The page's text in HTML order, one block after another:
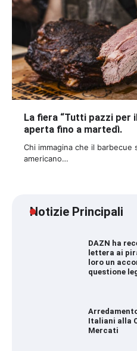
La fiera “Tutti pazzi per
aperta fino a martedì.
Chi immagina che il barbecue
americano…
Notizie Principali
DAZN ha
lettera ai
loro un
questione
Italiani alla
Mercati